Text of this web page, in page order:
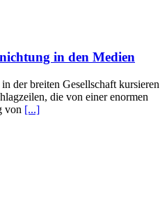
in den Medien
der breiten Gesellschaft kursieren
die von einer enormen
von [...]